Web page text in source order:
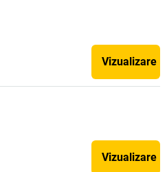
Vizualizare
Vizualizare